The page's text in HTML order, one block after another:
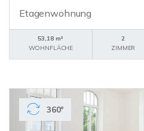
Etagenwohnung
53,18 m²
WOHNFLÄCHE
2
ZIMMER
360°